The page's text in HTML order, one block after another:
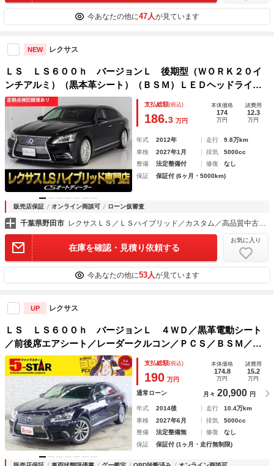
今あなたの他に47人が見ています
NEW レクサス
ＬＳ ＬＳ６００ｈ バージョンＬ 後期型（ＷＯＲＫ２０イ
ンチアルミ）（黒本革シート）（ＢＳＭ）ＬＥＤヘッドライ
ト アダプティブハイビーム クリアランスソナー エアサス
コントローラー付き パワートランク イージークローザー
４ＷＤ仕様
支払総額(税込)
186.3 万円
本体価格
174
万円
諸費用
12.3
万円
年式 2012年 走行
9.8万km
車検
2027年1月 排気
5000cc
整備
法定整備付 修復
なし
保証
保証付 (6ヶ月・5000km)
販売店保証 オンライン商談可 ローン仮審査
千葉県野田市
在庫を確認・見積り依頼する
お気に入り
今あなたの他に53人が見ています
UP レクサス
ＬＳ ＬＳ６００ｈ バージョンＬ ４ＷＤ／黒革電動シート
／前後席エアシート／レーダークルコン／ＰＣＳ／ＢＳＭ／ク
リアランスソナー／ＥＴＣ２．０／１００Ｖ電源／純正ナビ／
地デジ／Ｂｌｕｅｔｏｏｔｈ／バックカメラ／３眼ＬＥＤ／純
支払総額(税込)
190 万円
本体価格
174.8
万円
諸費用
15.2
万円
通常ローン 月々 20,900 円
年式 2014後 走行
10.4万km
車検
2027年6月 排気
5000cc
整備
法定整備無 修復
なし
保証
保証付 (1ヶ月・走行無制限)